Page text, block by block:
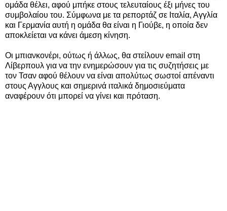
ομάδα θέλει, αφού μπήκε στους τελευταίους έξι μήνες του
συμβολαίου του. Σύμφωνα με τα ρεπορτάζ σε Ιταλία, Αγγλία
και Γερμανία αυτή η ομάδα θα είναι η Γιούβε, η οποία δεν
αποκλείεται να κάνει άμεση κίνηση.
Οι μπιανκονέρι, ούτως ή άλλως, θα στείλουν email στη
Λίβερπουλ για να την ενημερώσουν για τις συζητήσεις με
τον Τσαν αφού θέλουν να είναι απολύτως σωστοί απέναντι
στους Αγγλους και σημερινά ιταλικά δημοσιεύματα
αναφέρουν ότι μπορεί να γίνει και πρόταση.